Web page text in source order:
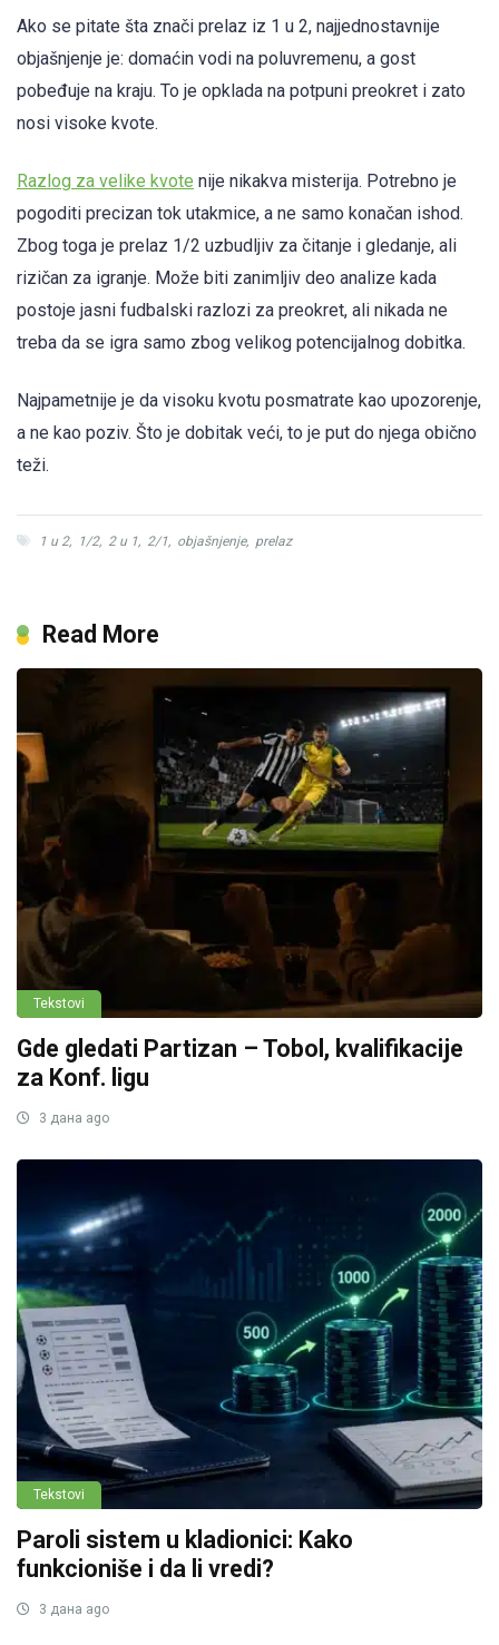
Ako se pitate šta znači prelaz iz 1 u 2, najjednostavnije
objašnjenje je: domaćin vodi na poluvremenu, a gost
pobeđuje na kraju. To je opklada na potpuni preokret i zato
nosi visoke kvote.
Razlog za velike kvote nije nikakva misterija. Potrebno je
pogoditi precizan tok utakmice, a ne samo konačan ishod.
Zbog toga je prelaz 1/2 uzbudljiv za čitanje i gledanje, ali
rizičan za igranje. Može biti zanimljiv deo analize kada
postoje jasni fudbalski razlozi za preokret, ali nikada ne
treba da se igra samo zbog velikog potencijalnog dobitka.
Najpametnije je da visoku kvotu posmatrate kao upozorenje,
a ne kao poziv. Što je dobitak veći, to je put do njega obično
teži.
1 u 2, 1/2, 2 u 1, 2/1, objašnjenje, prelaz
Read More
Tekstovi
Gde gledati Partizan – Tobol, kvalifikacije
za Konf. ligu
3 дана ago
Tekstovi
Paroli sistem u kladionici: Kako
funkcioniše i da li vredi?
3 дана ago